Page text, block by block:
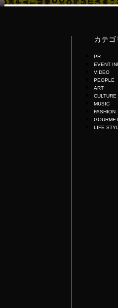
カテゴ
PR
EVENT
VIDEO
PEOPLE
ART
CULTURE
MUSIC
FASHION
LIFE